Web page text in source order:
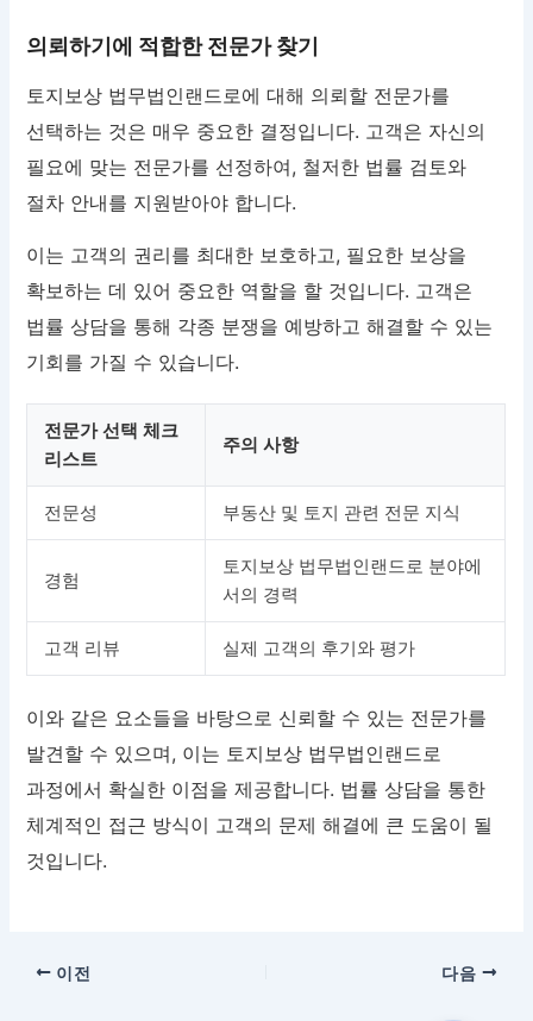
의뢰하기에 적합한 전문가 찾기
토지보상 법무법인랜드로에 대해 의뢰할 전문가를
선택하는 것은 매우 중요한 결정입니다. 고객은 자신의
필요에 맞는 전문가를 선정하여, 철저한 법률 검토와
절차 안내를 지원받아야 합니다.
이는 고객의 권리를 최대한 보호하고, 필요한 보상을
확보하는 데 있어 중요한 역할을 할 것입니다. 고객은
법률 상담을 통해 각종 분쟁을 예방하고 해결할 수 있는
기회를 가질 수 있습니다.
전문가 선택 체크
리스트
주의 사항
전문성 부동산 및 토지 관련 전문 지식
경험
토지보상 법무법인랜드로 분야에
서의 경력
고객 리뷰 실제 고객의 후기와 평가
이와 같은 요소들을 바탕으로 신뢰할 수 있는 전문가를
발견할 수 있으며, 이는 토지보상 법무법인랜드로
과정에서 확실한 이점을 제공합니다. 법률 상담을 통한
체계적인 접근 방식이 고객의 문제 해결에 큰 도움이 될
것입니다.
이전 다음